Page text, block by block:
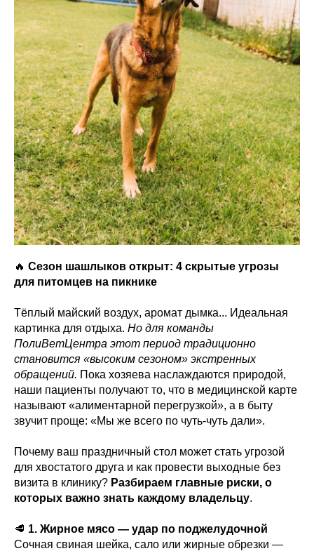
🔥 Сезон шашлыков открыт: 4 скрытые угрозы
для питомцев на пикнике
Тёплый майский воздух, аромат дымка... Идеальная
картинка для отдыха. Но для команды
ПолиВетЦентра этот период традиционно
становится «высоким сезоном» экстренных
обращений. Пока хозяева наслаждаются природой,
наши пациенты получают то, что в медицинской карте
называют «алиментарной перегрузкой», а в быту
звучит проще: «Мы же всего по чуть-чуть дали».
Почему ваш праздничный стол может стать угрозой
для хвостатого друга и как провести выходные без
визита в клинику? Разбираем главные риски, о
которых важно знать каждому владельцу.
🥩 1. Жирное мясо — удар по поджелудочной
Сочная свиная шейка, сало или жирные обрезки —